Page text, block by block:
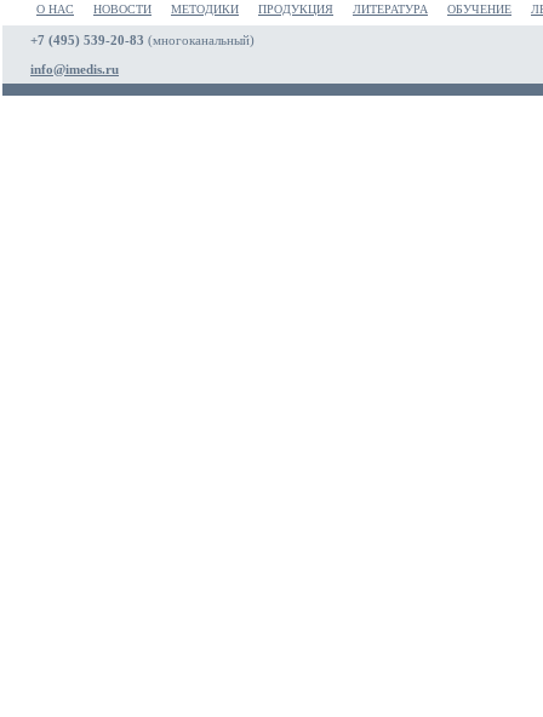
О НАС НОВОСТИ МЕТОДИКИ ПРОДУКЦИЯ ЛИТЕРАТУРА ОБУЧЕНИЕ
+7 (495) 539-20-83 (многоканальный)
info@imedis.ru